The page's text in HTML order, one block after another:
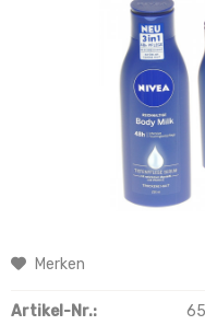
Merken
Artikel-Nr.: